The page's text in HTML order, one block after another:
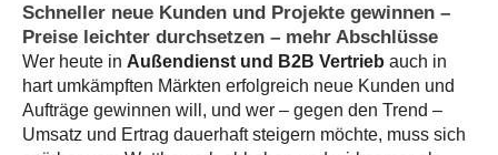
Schneller neue Kunden und Projekte gewinnen –
Preise leichter durchsetzen – mehr Abschlüsse
Wer heute in Außendienst und B2B Vertrieb auch in
hart umkämpften Märkten erfolgreich neue Kunden und
Aufträge gewinnen will, und wer – gegen den Trend –
Umsatz und Ertrag dauerhaft steigern möchte, muss sich